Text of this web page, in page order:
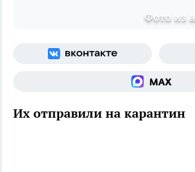
Фото из
Их отправили на карантин